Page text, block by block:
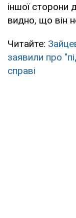
іншої сторони
видно, що він
Читайте:
заявили про
справі